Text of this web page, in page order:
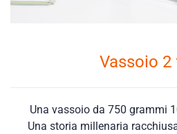
Vassoio
Una vassoio da 750 grammi
Una storia millenaria